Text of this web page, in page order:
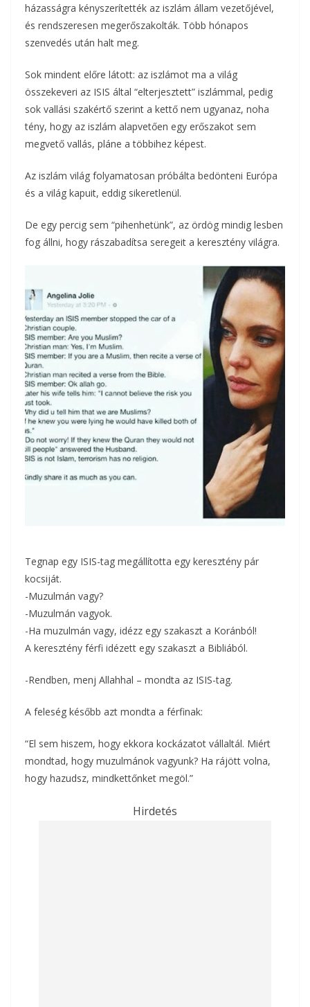
házasságra kényszerítették az iszlám állam vezetőjével,
és rendszeresen megerőszakolták. Több hónapos
szenvedés után halt meg.
Sok mindent előre látott: az iszlámot ma a világ
összekeveri az ISIS által “elterjesztett” iszlámmal, pedig
sok vallási szakértő szerint a kettő nem ugyanaz, noha
tény, hogy az iszlám alapvetően egy erőszakot sem
megvető vallás, pláne a többihez képest.
Az iszlám világ folyamatosan próbálta bedönteni Európa
és a világ kapuit, eddig sikeretlenül.
De egy percig sem “pihenhetünk”, az ördög mindig lesben
fog állni, hogy rászabadítsa seregeit a keresztény világra.
Tegnap egy ISIS-tag megállította egy keresztény pár
kocsiját.
-Muzulmán vagy?
-Muzulmán vagyok.
-Ha muzulmán vagy, idézz egy szakaszt a Koránból!
A keresztény férfi idézett egy szakaszt a Bibliából.
-Rendben, menj Allahhal – mondta az ISIS-tag.
A feleség később azt mondta a férfinak:
“El sem hiszem, hogy ekkora kockázatot vállaltál. Miért
mondtad, hogy muzulmánok vagyunk? Ha rájött volna,
hogy hazudsz, mindkettőnket megöl.”
Hirdetés